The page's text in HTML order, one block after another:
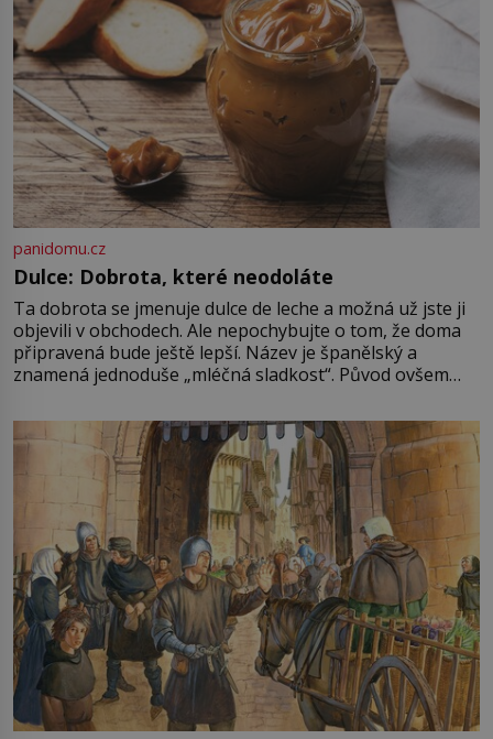
panidomu.cz
Dulce: Dobrota, které neodoláte
Ta dobrota se jmenuje dulce de leche a možná už jste ji
objevili v obchodech. Ale nepochybujte o tom, že doma
připravená bude ještě lepší. Název je španělský a
znamená jednoduše „mléčná sladkost“. Původ ovšem
pře hned několik latinskoamerických zemí a k tomu
Francie, kde se traduje,